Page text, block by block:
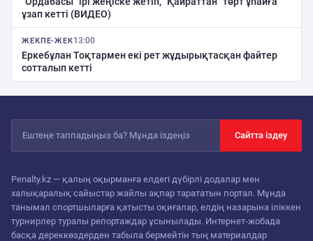
ұзап кетті (ВИДЕО)
ЖЕКПЕ-ЖЕК13:00
Еркебұлан Тоқтармен екі рет жұдырықтасқан файтер
сотталып кетті
Сайтта іздеу
Penalty.kz — қалың оқырманға елдегі дүбірлі додалар мен
халықаралық сайыстар жайлы ақпар тарататын портал. Мұнда
танымал спортшыларға қатысты оқиғалар, елдің назарына іліккен
турнирлер туралы репортаждар ұсынылады. Интернет-жобада
басқа дереккөздерден табыла бермейтін тың материалдар